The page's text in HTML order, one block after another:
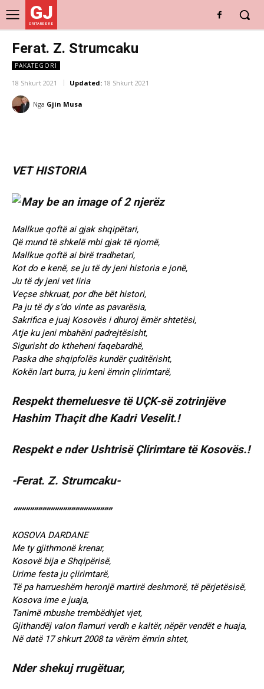
GJ
DRITARE E RE
Ferat. Z. Strumcaku
PAKATEGORI
18 Shkurt 2021 Updated: 18 Shkurt 2021
Nga Gjin Musa
VET HISTORIA
Mallkue qoftë ai gjak shqipëtari,
Që mund të shkelë mbi gjak të njomë,
Mallkue qoftë ai birë tradhetari,
Kot do e kenë, se ju të dy jeni historia e jonë,
Ju të dy jeni vet liria
Veçse shkruat, por dhe bët histori,
Pa ju të dy s‘do vinte as pavarësia,
Sakrifica e juaj Kosovës i dhuroj ëmër shtetësi,
Atje ku jeni mbahëni padrejtësisht,
Sigurisht do ktheheni faqebardhë,
Paska dhe shqipfolës kundër çuditërisht,
Kokën lart burra, ju keni ëmrin çlirimtarë,
Respekt themeluesve të UÇK-së zotrinjëve
Hashim Thaçit dhe Kadri Veselit.!
Respekt e nder Ushtrisë Çlirimtare të Kosovës.!
-Ferat. Z. Strumcaku-
“”””””””””””””””””””””””
KOSOVA DARDANE
Me ty gjithmonë krenar,
Kosovë bija e Shqipërisë,
Urime festa ju çlirimtarë,
Të pa harrueshëm heronjë martirë deshmorë, të përjetësisë,
Kosova ime e juaja,
Tanimë mbushe trembëdhjet vjet,
Gjithandëj valon flamuri verdh e kaltër, nëpër vendët e huaja,
Në datë 17 shkurt 2008 ta vërëm ëmrin shtet,
Nder shekuj rrugëtuar,